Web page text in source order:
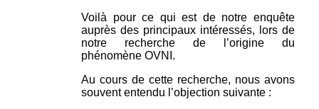
Voilà pour ce qui est de notre enquête
auprès des principaux intéressés, lors de
notre recherche de l’origine du
phénomène OVNI.
Au cours de cette recherche, nous avons
souvent entendu l’objection suivante :